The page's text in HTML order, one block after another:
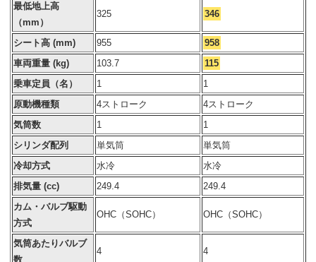
最低地上高
（mm）
325 346
シート高 (mm) 955
958
車両重量 (kg)
103.7
115
乗車定員（名）
1
1
原動機種類
4ストローク
4ストローク
気筒数
1
1
シリンダ配列
単気筒
単気筒
冷却方式
水冷
水冷
排気量 (cc)
249.4
249.4
カム・バルブ駆動
方式
OHC（SOHC） OHC（SOHC）
気筒あたりバルブ
数
4 4